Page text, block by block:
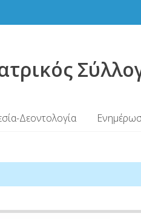
Δεοντολογία